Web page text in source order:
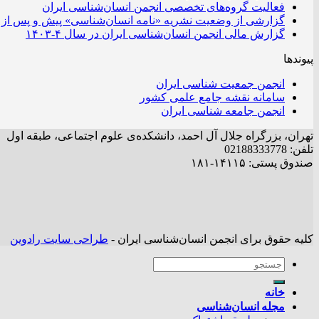
فعالیت گروه‌های تخصصی انجمن انسان‌شناسی ایران
گزارشی از وضعیت نشریه «نامه انسان‌شناسی» پیش و پس از
گزارش مالی انجمن انسان‌شناسی ایران در سال ۴-۱۴۰۳
پیوندها
انجمن جمعیت شناسی ایران
سامانه نقشه جامع علمی کشور
انجمن جامعه شناسی ایران
تهران، بزرگراه جلال آل احمد، دانشکده‌ی علوم اجتماعی، طبقه اول
تلفن: 02188333778
صندوق پستی: ۱۴۱۱۵-۱۸۱
کلیه حقوق برای انجمن انسان‌شناسی ایران - طراحی سایت رادوین
خانه
مجله انسان‌شناسی